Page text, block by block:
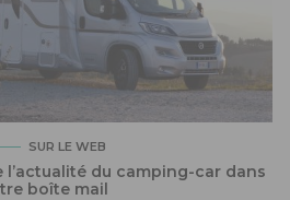
SUR LE WEB
l’actualité du camping-car dans
boîte mail